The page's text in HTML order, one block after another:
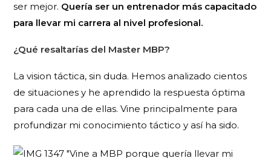
ser mejor. Quería ser un entrenador más capacitado
para llevar mi carrera al nivel profesional.
¿Qué resaltarías del Master MBP?
La vision táctica, sin duda. Hemos analizado cientos
de situaciones y he aprendido la respuesta óptima
para cada una de ellas. Vine principalmente para
profundizar mi conocimiento táctico y así ha sido.